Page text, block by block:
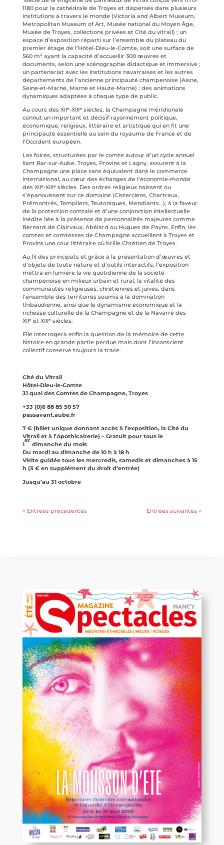
1180 pour la cathédrale de Troyes et dispersés dans plusieurs
institutions à travers le monde (Victoria and Albert Museum,
Metropolitan Museum of Art, Musée national du Moyen Âge,
Musée de Troyes, collections privées et Cité du vitrail) ; un
espace d’exposition réparti sur l’ensemble du plateau du
premier étage de l’Hôtel-Dieu-le-Comte, soit une surface de
560 m² ayant la capacité d’accueillir 300 œuvres et
documents, selon une scénographie didactique et immersive ;
un partenariat avec les institutions navarraises et les autres
départements de l’ancienne principauté champenoise (Aisne,
Seine-et-Marne, Marne et Haute-Marne) ; des animations
dynamiques adaptées à chaque type de public.
Au cours des XIIᵉ-XIIIᵉ siècles, la Champagne méridionale
connut un important et décisif rayonnement politique,
économique, religieux, littéraire et artistique qui en fit une
principauté essentielle au sein du royaume de France et de
l’Occident européen.
Les foires, structurées par le comte autour d’un cycle annuel
liant Bar-sur-Aube, Troyes, Provins et Lagny, assurent à la
Champagne une place sans équivalent dans le commerce
international, au cœur des échanges de l’économie-monde
des XIIᵉ-XIIIᵉ siècles. Des ordres religieux naissent ou
s’épanouissent sur ce domaine (Cisterciens, Chartreux,
Prémontrés, Templiers, Teutoniques, Mendiants…), à la faveur
de la protection comtale et d’une conjonction intellectuelle
inédite liée à la présence de personnalités majeures comme
Bernard de Clairvaux, Abélard ou Hugues de Payns. Enfin, les
comtes et comtesses de Champagne accueillent à Troyes et
Provins une cour littéraire où brille Chrétien de Troyes.
Au fil des principats et grâce à la présentation d’œuvres et
d’objets de toute nature et d’outils interactifs, l’exposition
mettra en lumière la vie quotidienne de la société
champenoise en milieux urbain et rural, la vitalité des
communautés religieuses, chrétiennes et juives, dans
l’ensemble des territoires soumis à la domination
thibaudienne, ainsi que le dynamisme économique et la
richesse culturelle de la Champagne et de la Navarre des
XIIᵉ et XIIIᵉ siècles.
Elle interrogera enfin la question de la mémoire de cette
histoire en grande partie perdue mais dont l’inconscient
collectif conserve toujours la trace.
Cité du Vitrail
Hôtel-Dieu-le-Comte
31 quai des Comtes de Champagne, Troyes
+33 (0)6 88 85 50 57
passavant.aube.fr
7 € (billet unique donnant accès à l’exposition, la Cité du
Vitrail et à l’Apothicairerie) – Gratuit pour tous le
1
er
dimanche du mois
Du mardi au dimanche de 10 h à 18 h
Visite guidée tous les mercredis, samedis et dimanches à 15
h (3 € en supplément du droit d’entrée)
Jusqu’au 31 octobre
« Entrées précédentes Entrées suivantes »